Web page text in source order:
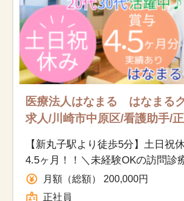
医療法人はなまる はなまる
求人/川崎市中原区/看護助手/
【新丸子駅より徒歩5分】土日祝
4.5ヶ月！！＼未経験OKの訪問診
ト／医師同行サポート│人と接す
方歓迎◎
月額（総額） 200,000円
正社員